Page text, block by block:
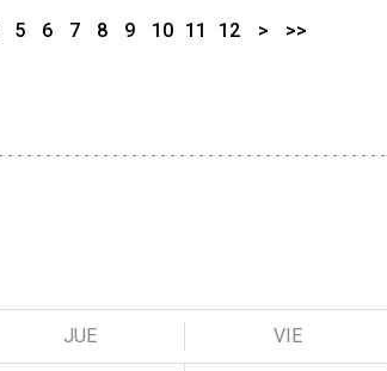
5 6 7 8 9 10 11 12 > >>
JUE VIE